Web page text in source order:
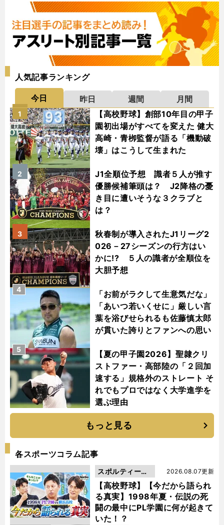
人気記事ランキング
今日 昨日 週間
月間
【高校野球】創部10年目の甲子
園初出場がすべてを変えた 健大
高崎・青栁監督が語る「機動破
壊」はこうして生まれた
1
J1全順位予想 識者５人が推す
優勝候補筆頭は？ J2降格の憂
き目に遭いそうな３クラブと
は？
2
秋春制が導入されたJ1リーグ2
026－27シーズンの行方はい
かに!? ５人の識者が全順位を
大胆予想
3
「お前がラクして生意気だな」
「あいつ若いくせに」厳しい言
葉を浴びせられるも佐藤慎太郎
が貫いた誇りとファンへの思い
4
【夏の甲子園2026】聖隷クリ
ストファー・高部陸の「２回加
速する」規格外のストレート そ
れでもプロではなく大学進学を
選ぶ理由
5
もっと見る
各スポーツコラム記事
【高校野球】【今だから語られ
る真実】1998年夏・伝説の死
闘の最中にPL学園に何が起きて
いた！？
2026.08.07更新
スポルティーバ
動画